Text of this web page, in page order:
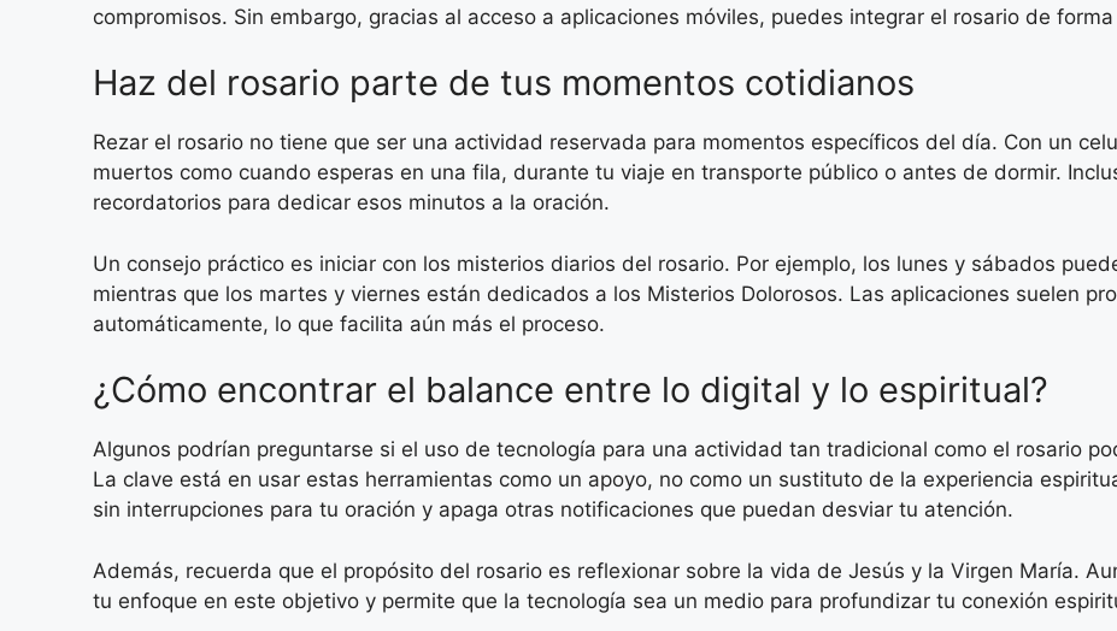
compromisos. Sin embargo, gracias al acceso a aplicaciones móviles, puedes integrar el rosario de
Haz del rosario parte de tus momentos cotidianos
Rezar el rosario no tiene que ser una actividad reservada para momentos específicos del día. Con un
muertos como cuando esperas en una fila, durante tu viaje en transporte público o antes de dormir.
recordatorios para dedicar esos minutos a la oración.
Un consejo práctico es iniciar con los misterios diarios del rosario. Por ejemplo, los lunes y sábados
mientras que los martes y viernes están dedicados a los Misterios Dolorosos. Las aplicaciones suelen
automáticamente, lo que facilita aún más el proceso.
¿Cómo encontrar el balance entre lo digital y lo espiritual?
Algunos podrían preguntarse si el uso de tecnología para una actividad tan tradicional como el rosario
La clave está en usar estas herramientas como un apoyo, no como un sustituto de la experiencia
sin interrupciones para tu oración y apaga otras notificaciones que puedan desviar tu atención.
Además, recuerda que el propósito del rosario es reflexionar sobre la vida de Jesús y la Virgen María.
tu enfoque en este objetivo y permite que la tecnología sea un medio para profundizar tu conexión